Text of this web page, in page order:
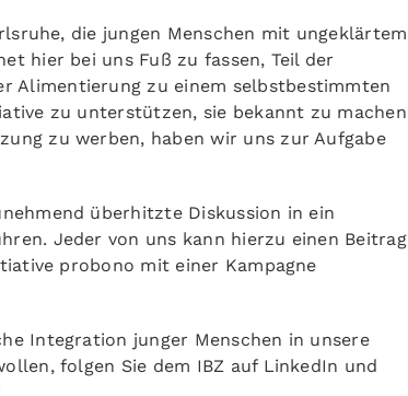
die jungen Menschen mit ungeklärtem
hier bei uns Fuß zu fassen, Teil der
Alimentierung zu einem selbstbestimmten
zu unterstützen, sie bekannt zu machen
zu werben, haben wir uns zur Aufgabe
überhitzte Diskussion in ein
Jeder von uns kann hierzu einen Beitrag
probono mit einer Kampagne
Integration junger Menschen in unsere
folgen Sie dem IBZ auf LinkedIn und